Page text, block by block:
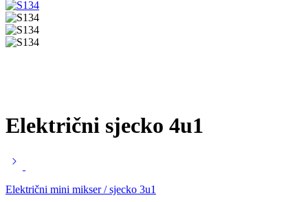
Električni sjecko 4u1
Električni mini mikser / sjecko 3u1